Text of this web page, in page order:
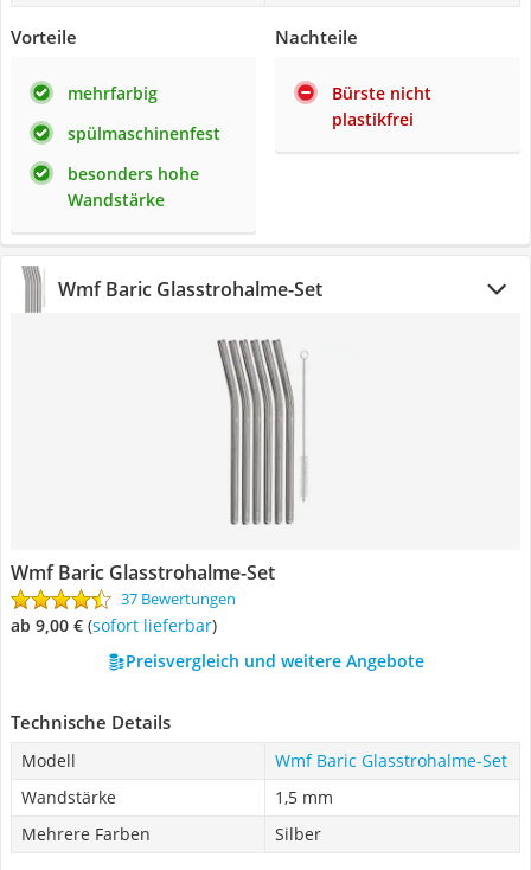
Vorteile
mehrfarbig
spülmaschinenfest
besonders hohe
Wandstärke
Nachteile
Bürste nicht
plastikfrei
Wmf Baric Glasstrohalme-Set
Wmf Baric Glasstrohalme-Set
37 Bewertungen
ab 9,00 € ( Sofort lieferbar)
Preisvergleich und weitere Angebote
Technische Details
Modell
Wmf Baric Glasstrohalme-Set
Wandstärke
1,5 mm
Mehrere Farben
Silber